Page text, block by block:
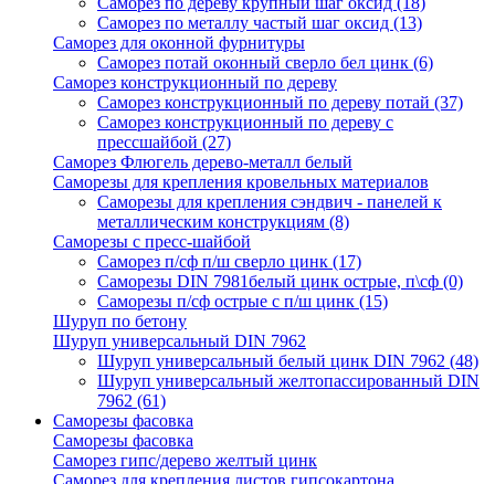
Саморез по металлу частый шаг оксид (13)
Саморез для оконной фурнитуры
Саморез потай оконный сверло бел цинк (6)
Саморез конструкционный по дереву
Саморез конструкционный по дереву потай (37)
Саморез конструкционный по дереву с
прессшайбой (27)
Саморез Флюгель дерево-металл белый
Саморезы для крепления кровельных материалов
Саморезы для крепления сэндвич - панелей к
металлическим конструкциям (8)
Саморезы с пресс-шайбой
Саморез п/сф п/ш сверло цинк (17)
Саморезы DIN 7981белый цинк острые, п\сф (0)
Саморезы п/сф острые с п/ш цинк (15)
Шуруп по бетону
Шуруп универсальный DIN 7962
Шуруп универсальный белый цинк DIN 7962 (48)
Шуруп универсальный желтопассированный DIN
7962 (61)
Саморезы фасовка
Саморезы фасовка
Саморез гипс/дерево желтый цинк
Саморез для крепления листов гипсокартона